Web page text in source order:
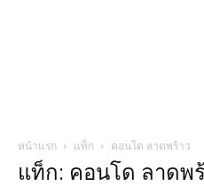
หน้าแรก แท็ก คอนโด ลาดพร้าว
แท็ก: คอนโด ลาดพ